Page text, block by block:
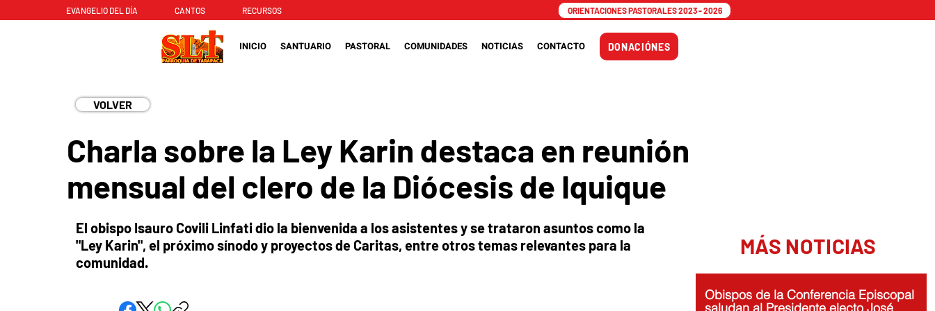
EVANGELIO DEL DÍA CANTOS RECURSOS ORIENTACIONES PASTORALES 2023 - 2026
INICIO SANTUARIO PASTORAL COMUNIDADES NOTICIAS CONTACTO DONACIÓNES
VOLVER
Charla sobre la Ley Karin destaca en reunión
mensual del clero de la Diócesis de Iquique
El obispo Isauro Covili Linfati dio la bienvenida a los asistentes y se trataron asuntos como la
"Ley Karin", el próximo sínodo y proyectos de Caritas, entre otros temas relevantes para la
comunidad.
MÁS NOTICIAS
Obispos de la Conferencia Episcopal